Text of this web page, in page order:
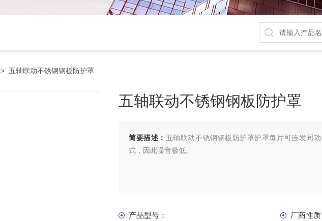
> 五轴联动不锈钢钢板防护罩
五轴联动不锈钢钢板防护罩
简要描述： 五轴联动不锈钢钢板防护罩护罩每片可连发同
式，因此噪音极低。
产品型号： 厂商性质